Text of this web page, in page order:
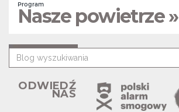
Program
Nasze powietrze »
ODWIEDŹ
NAS